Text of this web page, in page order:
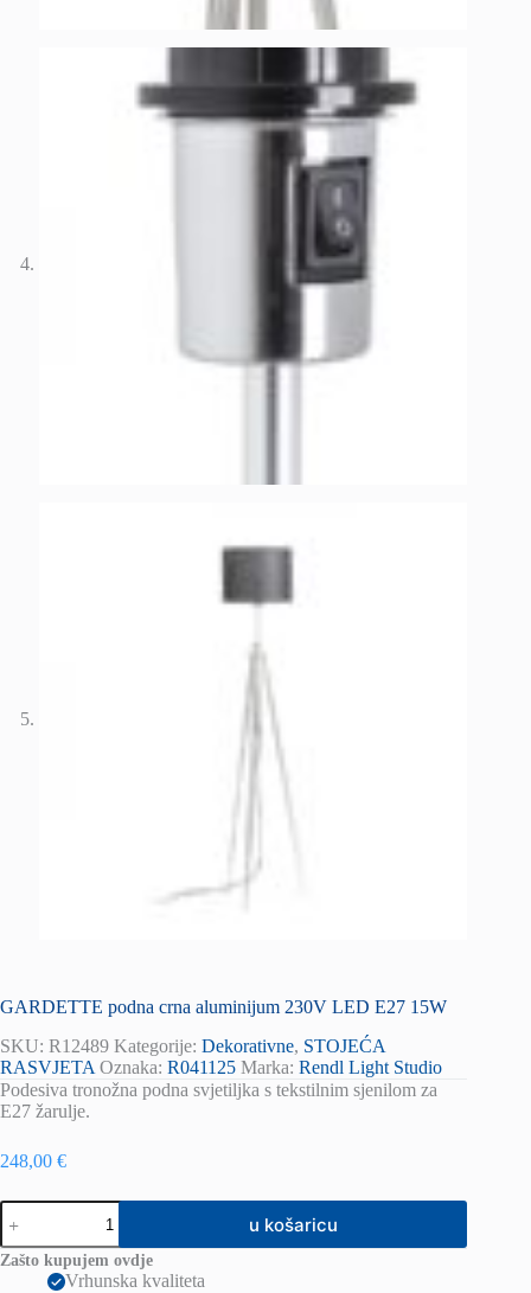
GARDETTE podna crna aluminijum 230V LED E27 15W
SKU: R12489 Kategorije: Dekorativne, STOJEĆA
RASVJETA Oznaka: R041125 Marka: Rendl Light Studio
Podesiva tronožna podna svjetiljka s tekstilnim sjenilom za
E27 žarulje.
248,00 €
GARDETTE
podna
crna
aluminijum
u košaricu
Zašto kupujem ovdje
Vrhunska kvaliteta